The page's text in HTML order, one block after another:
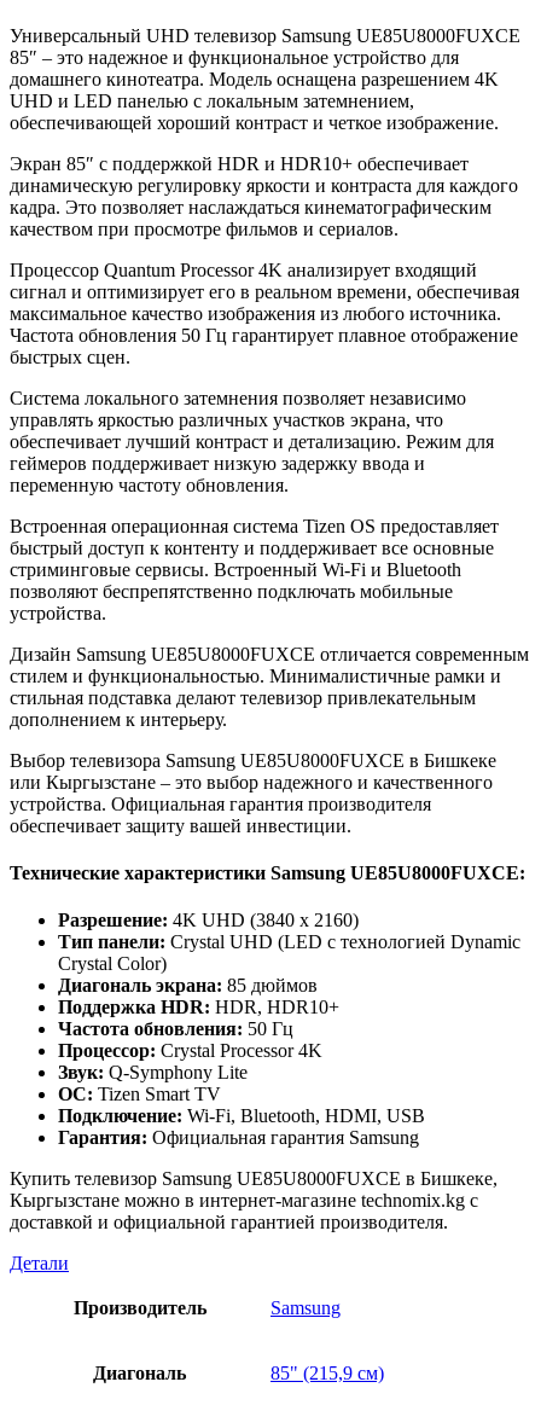
Универсальный UHD телевизор Samsung UE85U8000FUXCE
85″ – это надежное и функциональное устройство для
домашнего кинотеатра. Модель оснащена разрешением 4K
UHD и LED панелью с локальным затемнением,
обеспечивающей хороший контраст и четкое изображение.
Экран 85″ с поддержкой HDR и HDR10+ обеспечивает
динамическую регулировку яркости и контраста для каждого
кадра. Это позволяет наслаждаться кинематографическим
качеством при просмотре фильмов и сериалов.
Процессор Quantum Processor 4K анализирует входящий
сигнал и оптимизирует его в реальном времени, обеспечивая
максимальное качество изображения из любого источника.
Частота обновления 50 Гц гарантирует плавное отображение
быстрых сцен.
Система локального затемнения позволяет независимо
управлять яркостью различных участков экрана, что
обеспечивает лучший контраст и детализацию. Режим для
геймеров поддерживает низкую задержку ввода и
переменную частоту обновления.
Встроенная операционная система Tizen OS предоставляет
быстрый доступ к контенту и поддерживает все основные
стриминговые сервисы. Встроенный Wi-Fi и Bluetooth
позволяют беспрепятственно подключать мобильные
устройства.
Дизайн Samsung UE85U8000FUXCE отличается современным
стилем и функциональностью. Минималистичные рамки и
стильная подставка делают телевизор привлекательным
дополнением к интерьеру.
Выбор телевизора Samsung UE85U8000FUXCE в Бишкеке
или Кыргызстане – это выбор надежного и качественного
устройства. Официальная гарантия производителя
обеспечивает защиту вашей инвестиции.
Технические характеристики Samsung UE85U8000FUXCE:
Разрешение: 4K UHD (3840 x 2160)
Тип панели: Crystal UHD (LED с технологией Dynamic
Crystal Color)
Диагональ экрана: 85 дюймов
Поддержка HDR: HDR, HDR10+
Частота обновления: 50 Гц
Процессор: Crystal Processor 4K
Звук: Q-Symphony Lite
ОС: Tizen Smart TV
Подключение: Wi-Fi, Bluetooth, HDMI, USB
Гарантия: Официальная гарантия Samsung
Купить телевизор Samsung UE85U8000FUXCE в Бишкеке,
Кыргызстане можно в интернет-магазине technomix.kg с
доставкой и официальной гарантией производителя.
Детали
Производитель Samsung
Диагональ 85" (215,9 см)